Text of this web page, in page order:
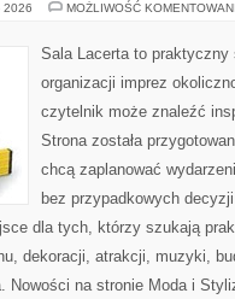
2026 MOŻLIWOŚĆ
Sala Lacerta to praktyczny
organizacji imprez
czytelnik może znaleźć
Strona została
chcą zaplanować
bez przypadkowych
dla tych, którzy szukają
dekoracji, atrakcji, muzyki,
Nowości na stronie Moda i